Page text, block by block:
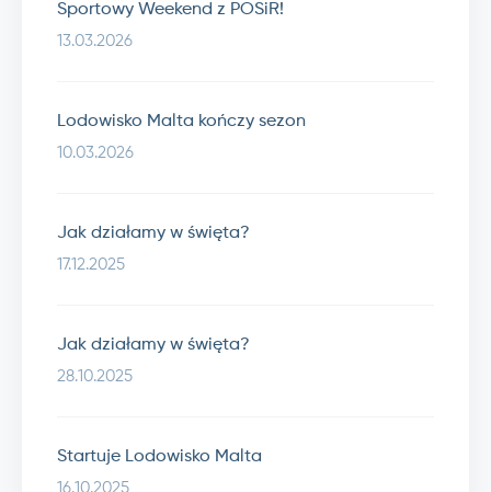
Sportowy Weekend z POSiR!
13.03.2026
Lodowisko Malta kończy sezon
10.03.2026
Jak działamy w święta?
17.12.2025
Jak działamy w święta?
28.10.2025
Startuje Lodowisko Malta
16.10.2025